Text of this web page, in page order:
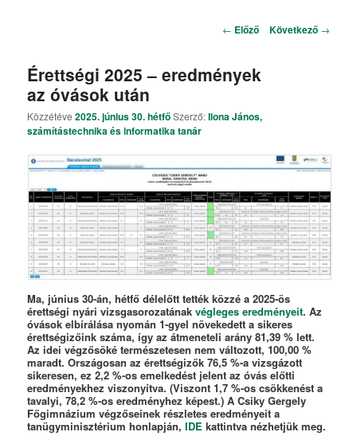
Bejegyzés navigáció
← Előző Következő →
Érettségi 2025 – eredmények
az óvások után
Közzétéve2025. június 30. hétfőSzerző:Ilona János,
számítástechnika és informatika tanár
Ma, június 30-án, hétfő délelőtt tették közzé a 2025-ös
érettségi nyári vizsgasorozatánakvégleges eredményeit. Az
óvások elbírálása nyomán 1-gyel növekedett a sikeres
érettségizőink száma, így az átmeneteli arány 81,39 % lett.
Az idei végzősöké természetesen nem változott, 100,00 %
maradt. Országosan az érettségizők 76,5 %-a vizsgázott
sikeresen, ez 2,2 %-os emelkedést jelent az óvás előtti
eredményekhez viszonyítva. (Viszont 1,7 %-os csökkenést a
tavalyi, 78,2 %-os eredményhez képest.) A Csiky Gergely
Főgimnázium végzőseinek részletes eredményeit a
tanügyminisztérium honlapján,IDE kattintva nézhetjük meg.